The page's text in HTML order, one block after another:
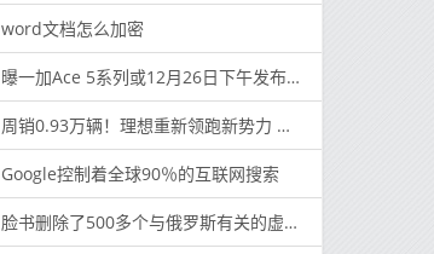
word文档怎么加密
曝一加Ace 5系列或12月26日下午发布 相关配置全曝光
周销0.93万辆！理想重新领跑新势力 MEGA舆论没影响？
Google控制着全球90％的互联网搜索
脸书删除了500多个与俄罗斯有关的虚假页面和账户